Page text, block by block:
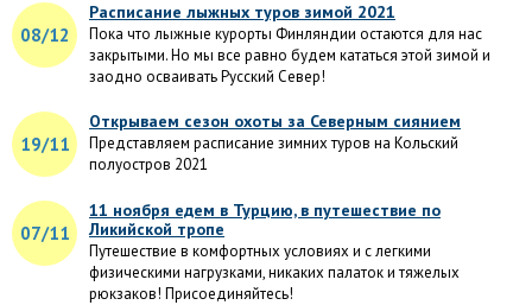
08/12
Расписание лыжных туров зимой 2021
Пока что лыжные курорты Финляндии остаются для нас
закрытыми. Но мы все равно будем кататься этой зимой и
заодно осваивать Русский Север!
19/11
Открываем сезон охоты за Северным сиянием
Представляем расписание зимних туров на Кольский
полуостров 2021
07/11
11 ноября едем в Турцию, в путешествие по
Ликийской тропе
Путешествие в комфортных условиях и с легкими
физическими нагрузками, никаких палаток и тяжелых
рюкзаков! Присоединяйтесь!